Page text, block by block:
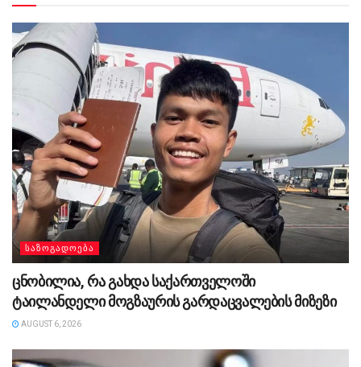
ᲡᲐᲖᲝᲒᲐᲓᲝᲔᲑᲐ
ცნობილია, რა გახდა საქართველოში
ტაილანდელი მოგზაურის გარდაცვალების მიზეზი
AUGUST 6, 2026